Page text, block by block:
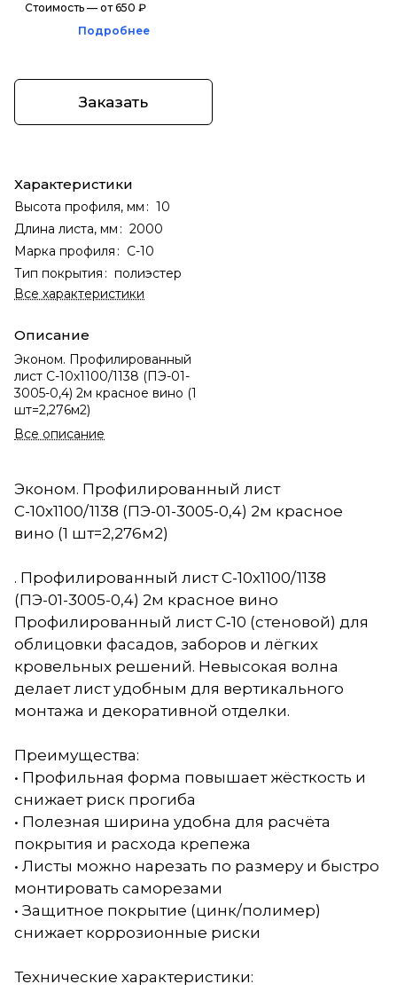
Стоимость — от 650 ₽
Подробнее
Заказать
Характеристики
Высота профиля, мм : 10
Длина листа, мм : 2000
Марка профиля : С-10
Тип покрытия : полиэстер
Все характеристики
Описание
Эконом. Профилированный
лист С-10х1100/1138 (ПЭ-01-
3005-0,4) 2м красное вино (1
шт=2,276м2)
Все описание
Эконом. Профилированный лист
С-10х1100/1138 (ПЭ-01-3005-0,4) 2м красное
вино (1 шт=2,276м2)
. Профилированный лист С-10х1100/1138
(ПЭ-01-3005-0,4) 2м красное вино
Профилированный лист С‑10 (стеновой) для
облицовки фасадов, заборов и лёгких
кровельных решений. Невысокая волна
делает лист удобным для вертикального
монтажа и декоративной отделки.
Преимущества:
• Профильная форма повышает жёсткость и
снижает риск прогиба
• Полезная ширина удобна для расчёта
покрытия и расхода крепежа
• Листы можно нарезать по размеру и быстро
монтировать саморезами
• Защитное покрытие (цинк/полимер)
снижает коррозионные риски
Технические характеристики: